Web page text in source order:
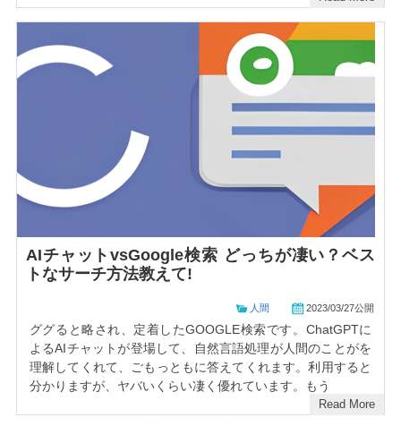
AIチャットvsGoogle検索 どっちが凄い？ベス
トなサーチ方法教えて!
人間 2023/03/27公開
ググると略され、定着したGOOGLE検索です。ChatGPTに
よるAIチャットが登場して、自然言語処理が人間のことがを
理解してくれて、ごもっともに答えてくれます。利用すると
分かりますが、ヤバいくらい凄く優れています。もう
Read More